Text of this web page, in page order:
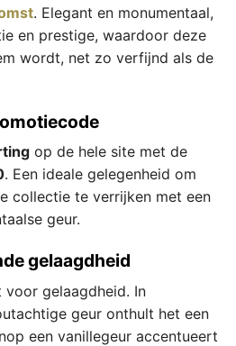
. Elegant en monumentaal,
en prestige, waardoor deze
wordt, net zo verfijnd als de
op de hele site met de
. Een ideale gelegenheid om
collectie te verrijken met een
geur.
gelaagdheid
gelaagdheid. In
geur onthult het een
een vanillegeur accentueert